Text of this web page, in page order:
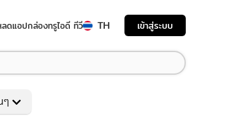
ลดแอปกล่องทรูไอดี ทีวี TH เข้าสู่ระบบ
ๆ